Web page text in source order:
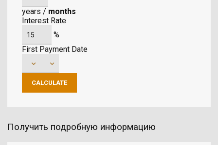
years / months
Interest Rate
%
First Payment Date
Получить подробную информацию